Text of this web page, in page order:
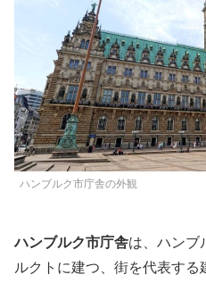
ハンブルク市庁舎の外観
ハンブルク市庁舎は、ハンブ
ルクトに建つ、街を代表す